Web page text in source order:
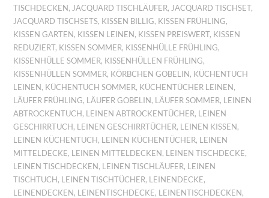
TISCHDECKEN , JACQUARD TISCHLÄUFER, JACQUARD TISCHSET,
JACQUARD TISCHSETS, KISSEN BILLIG, KISSEN FRÜHLING,
KISSEN GARTEN , KISSEN LEINEN , KISSEN PREISWERT, KISSEN
REDUZIERT, KISSEN SOMMER, KISSENHÜLLE FRÜHLING,
KISSENHÜLLE SOMMER, KISSENHÜLLEN FRÜHLING,
KISSENHÜLLEN SOMMER, KÖRBCHEN GOBELIN , KÜCHENTUCH
LEINEN , KÜCHENTUCH SOMMER, KÜCHENTÜCHER LEINEN ,
LÄUFER FRÜHLING, LÄUFER GOBELIN , LÄUFER SOMMER,
LEINEN
ABTROCKENTUCH , LEINEN ABTROCKENTÜCHER,
LEINEN
GESCHIRRTUCH , LEINEN GESCHIRRTÜCHER, LEINEN KISSEN ,
LEINEN KÜCHENTUCH , LEINEN KÜCHENTÜCHER,
LEINEN
MITTELDECKE, LEINEN MITTELDECKEN , LEINEN TISCHDECKE,
LEINEN TISCHDECKEN , LEINEN TISCHLÄUFER,
LEINEN
TISCHTUCH , LEINEN TISCHTÜCHER, LEINENDECKE,
LEINENDECKEN , LEINENTISCHDECKE, LEINENTISCHDECKEN ,